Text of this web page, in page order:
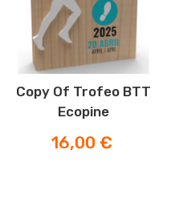
Copy Of Trofeo BTT
Ecopine
Prezzo
16,00 €